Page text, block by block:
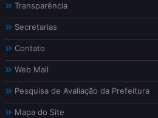
Transparência
Secretarias
Contato
Web Mail
Pesquisa de Avaliação da Prefeitura
Mapa do Site